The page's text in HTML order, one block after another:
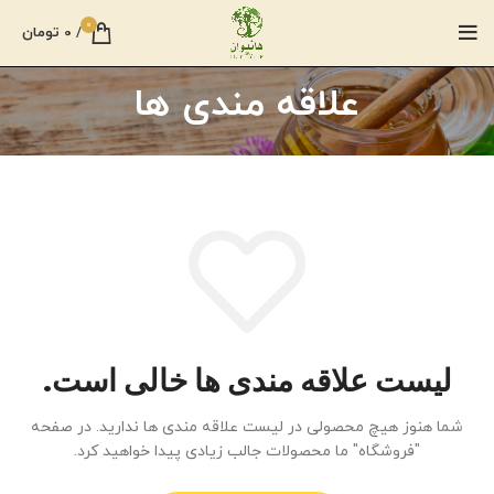
0
/
0 تومان
علاقه مندی ها
لیست علاقه مندی ها خالی است.
شما هنوز هیچ محصولی در لیست علاقه مندی ها ندارید. در صفحه
"فروشگاه" ما محصولات جالب زیادی پیدا خواهید کرد.